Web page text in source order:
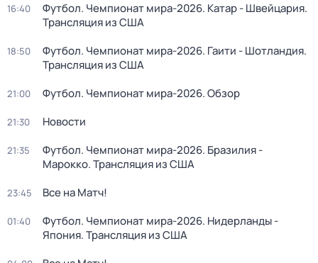
16:40
Футбол. Чемпионат мира-2026. Катар - Швейцария.
Трансляция из США
18:50
Футбол. Чемпионат мира-2026. Гаити - Шотландия.
Трансляция из США
21:00 Футбол. Чемпионат мира-2026. Обзор
21:30 Новости
21:35
Футбол. Чемпионат мира-2026. Бразилия -
Марокко. Трансляция из США
23:45 Все на Матч!
01:40
Футбол. Чемпионат мира-2026. Нидерланды -
Япония. Трансляция из США